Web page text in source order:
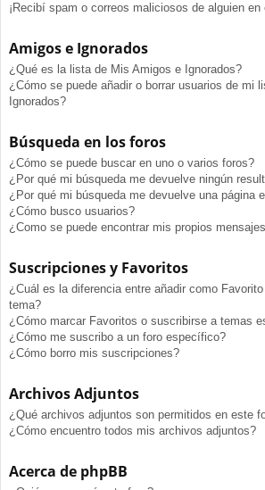
¡Recibí spam o correos maliciosos de alguien en
Amigos e Ignorados
¿Qué es la lista de Mis Amigos e Ignorados?
¿Cómo se puede añadir o borrar usuarios de mi
Ignorados?
Búsqueda en los foros
¿Cómo se puede buscar en uno o varios foros?
¿Por qué mi búsqueda me devuelve ningún
¿Por qué mi búsqueda me devuelve una página
¿Cómo busco usuarios?
¿Como se puede encontrar mis propios
Suscripciones y Favoritos
¿Cuál es la diferencia entre añadir como
tema?
¿Cómo marcar Favoritos o suscribirse a temas
¿Cómo me suscribo a un foro específico?
¿Cómo borro mis suscripciones?
Archivos Adjuntos
¿Qué archivos adjuntos son permitidos en este
¿Cómo encuentro todos mis archivos adjuntos?
Acerca de phpBB